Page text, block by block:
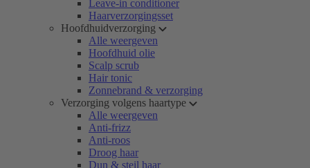
Leave-in conditioner
Haarverzorgingsset
Hoofdhuidverzorging
Alle weergeven
Hoofdhuid olie
Scalp scrub
Hair tonic
Zonnebrand & verzorging
Verzorging volgens haartype
Alle weergeven
Anti-frizz
Anti-roos
Droog haar
Dun & steil haar